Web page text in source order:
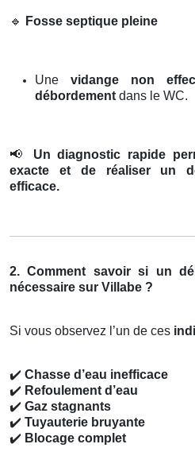
🔹 Fosse septique pleine
Une vidange non
débordement dans le WC.
📢
Un diagnostic rapide
exacte et de réaliser un
efficace.
2. Comment savoir si un
nécessaire sur Villabe ?
Si vous observez l’un de ces
✔️ Chasse d’eau inefficace
✔️ Refoulement d’eau
✔️ Gaz stagnants
✔️ Tuyauterie bruyante
✔️ Blocage complet